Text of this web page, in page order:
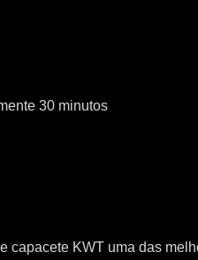
30 minutos
capacete KWT uma das